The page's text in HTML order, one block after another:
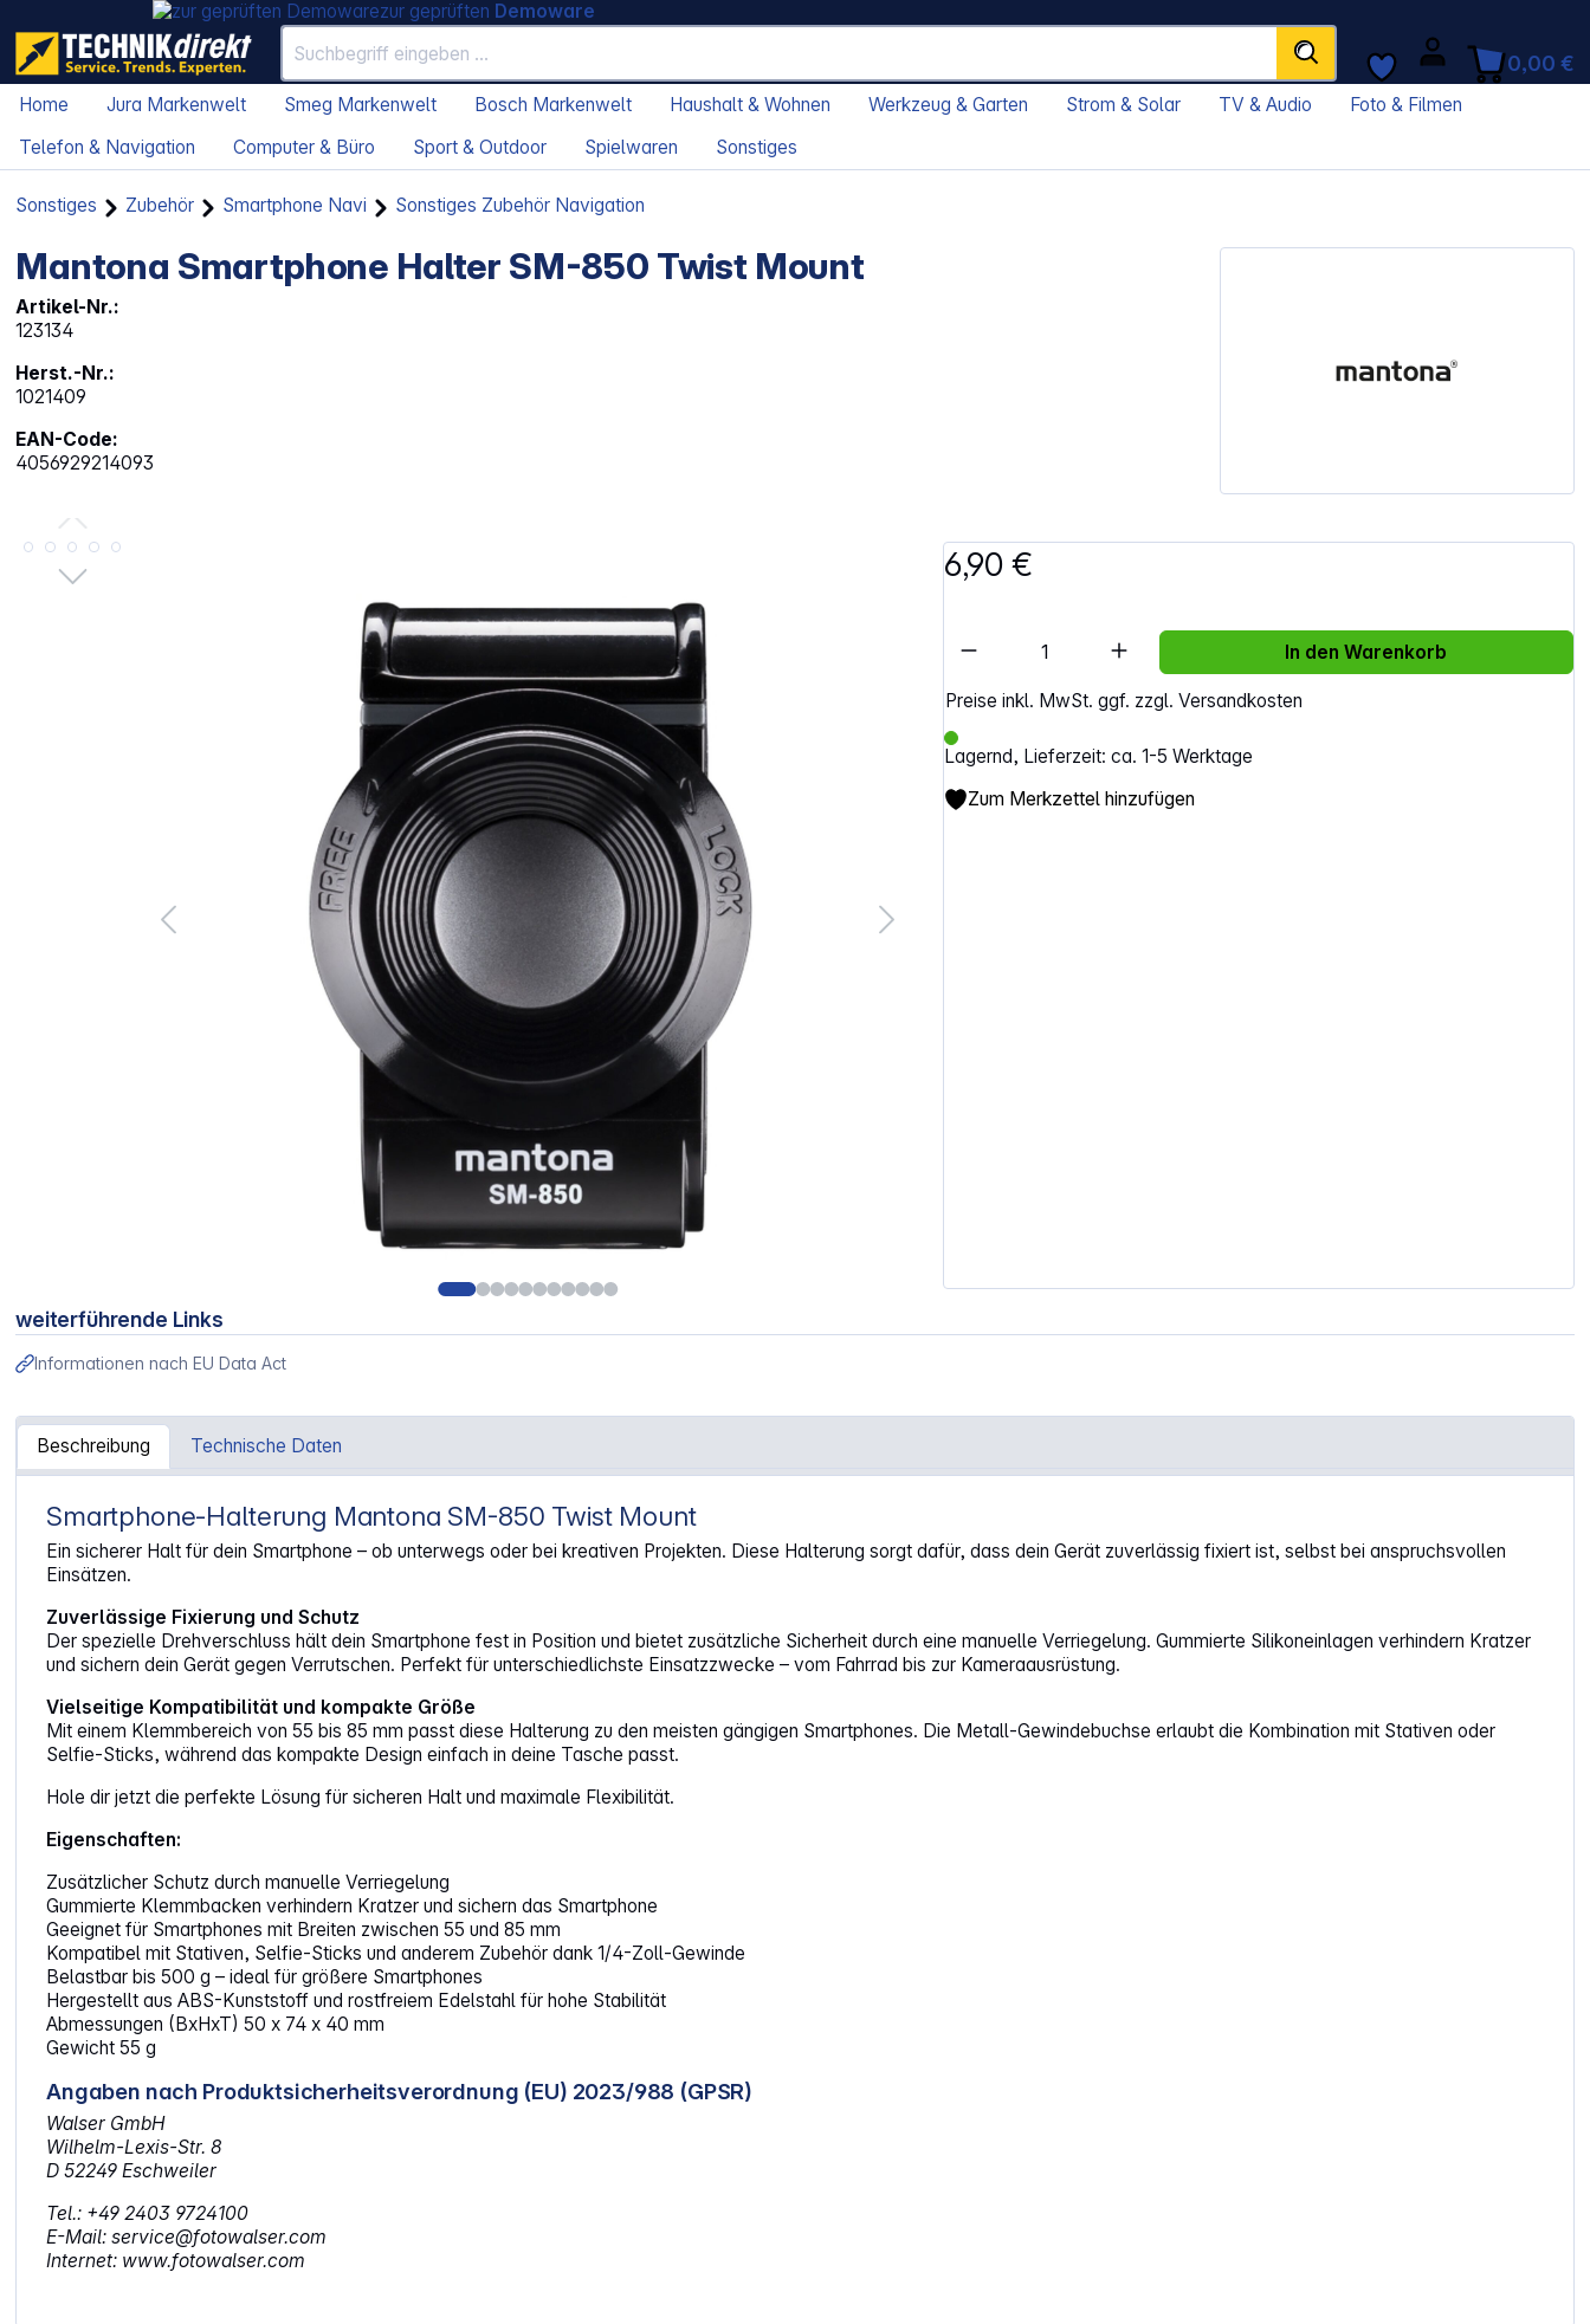
zur geprüften Demoware
0,00 €
Home Jura Markenwelt Smeg Markenwelt Bosch Markenwelt Haushalt & Wohnen Werkzeug & Garten Strom & Solar TV & Audio
Foto & Filmen
Telefon & Navigation
Computer & Büro Sport & Outdoor Spielwaren Sonstiges
Sonstiges Zubehör Smartphone Navi Sonstiges Zubehör Navigation
Mantona Smartphone Halter SM-850 Twist Mount
Artikel-Nr.:
123134
Herst.-Nr.:
1021409
EAN-Code:
4056929214093
Bildergalerie überspringen 6,90 €
Preise inkl. MwSt. ggf. zzgl. Versandkosten
Lagernd, Lieferzeit: ca. 1-5 Werktage
Artikel Anzahl: Gib den gewünschten Wert ein
In den Warenkorb
Zum Merkzettel hinzufügen
weiterführende Links
Informationen nach EU Data Act
Beschreibung Technische Daten
Artikelinformationen "Mantona Smartphone Halter SM-850 Twist Mount"
Smartphone-Halterung Mantona SM-850 Twist Mount
Ein sicherer Halt für dein Smartphone – ob unterwegs oder bei kreativen Projekten. Diese Halterung sorgt dafür, dass dein Gerät zuverlässig fixiert ist, selbst bei anspruchsvollen
Einsätzen.
Zuverlässige Fixierung und Schutz
Der spezielle Drehverschluss hält dein Smartphone fest in Position und bietet zusätzliche Sicherheit durch eine manuelle Verriegelung. Gummierte Silikoneinlagen verhindern Kratzer
und sichern dein Gerät gegen Verrutschen. Perfekt für unterschiedlichste Einsatzzwecke – vom Fahrrad bis zur Kameraausrüstung.
Vielseitige Kompatibilität und kompakte Größe
Mit einem Klemmbereich von 55 bis 85 mm passt diese Halterung zu den meisten gängigen Smartphones. Die Metall-Gewindebuchse erlaubt die Kombination mit Stativen oder
Selfie-Sticks, während das kompakte Design einfach in deine Tasche passt.
Hole dir jetzt die perfekte Lösung für sicheren Halt und maximale Flexibilität.
Eigenschaften:
Zusätzlicher Schutz durch manuelle Verriegelung
Gummierte Klemmbacken verhindern Kratzer und sichern das Smartphone
Geeignet für Smartphones mit Breiten zwischen 55 und 85 mm
Kompatibel mit Stativen, Selfie-Sticks und anderem Zubehör dank 1/4-Zoll-Gewinde
Belastbar bis 500 g – ideal für größere Smartphones
Hergestellt aus ABS-Kunststoff und rostfreiem Edelstahl für hohe Stabilität
Abmessungen (BxHxT) 50 x 74 x 40 mm
Gewicht 55 g
Angaben nach Produktsicherheitsverordnung (EU) 2023/988 (GPSR)
Walser GmbH
Wilhelm-Lexis-Str. 8
D 52249 Eschweiler
Tel.: +49 2403 9724100
E-Mail: service@fotowalser.com
Internet: www.fotowalser.com